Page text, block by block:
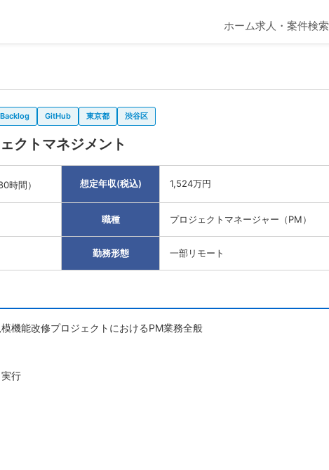
ホーム求人・案件検索
Backlog GitHub 東京都 渋谷区
クトマネジメント
時間） 想定年収(税込) 1,524万円
職種 プロジェクトマネージャー（PM）
勤務形態 一部リモート
機能改修プロジェクトにおけるPM業務全般
行